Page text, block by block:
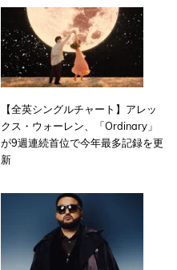
【全英シングルチャート】アレッ
クス・ウォーレン、「Ordinary」
が9週連続首位で今年最多記録を更
新